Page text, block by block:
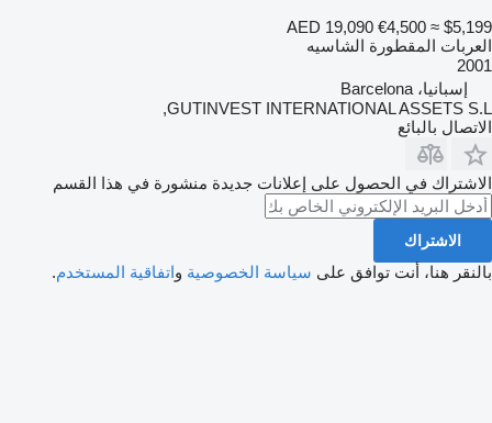
AED 19,090 €4,500 ≈ $5,199
العربات المقطورة الشاسيه
2001
إسبانيا، Barcelona
GUTINVEST INTERNATIONAL ASSETS S.L,
الاتصال بالبائع
الاشتراك في الحصول على إعلانات جديدة منشورة في هذا القسم
الاشتراك
بالنقر هنا، أنت توافق على سياسة الخصوصية واتفاقية المستخدم.